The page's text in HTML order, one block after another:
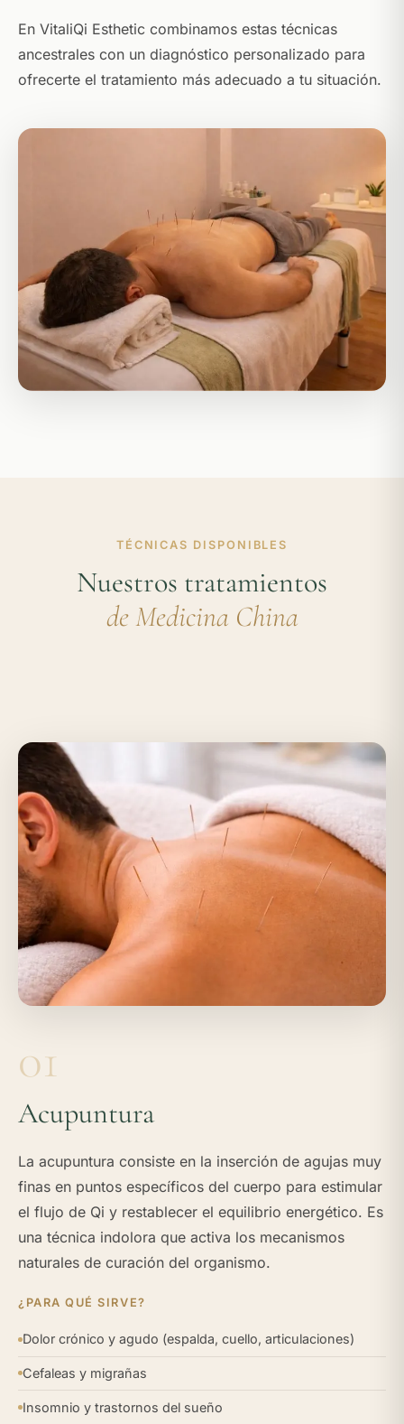
En VitaliQi Esthetic combinamos estas técnicas
ancestrales con un diagnóstico personalizado para
ofrecerte el tratamiento más adecuado a tu situación.
TÉCNICAS DISPONIBLES
Nuestros tratamientos
de Medicina China
01
Acupuntura
La acupuntura consiste en la inserción de agujas muy
finas en puntos específicos del cuerpo para estimular
el flujo de Qi y restablecer el equilibrio energético. Es
una técnica indolora que activa los mecanismos
naturales de curación del organismo.
¿PARA QUÉ SIRVE?
Dolor crónico y agudo (espalda, cuello, articulaciones)
Cefaleas y migrañas
Insomnio y trastornos del sueño